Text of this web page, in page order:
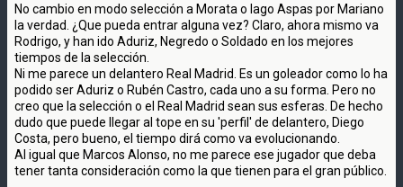
No cambio en modo selección a Morata o Iago Aspas por Mariano
la verdad. ¿Que pueda entrar alguna vez? Claro, ahora mismo va
Rodrigo, y han ido Aduriz, Negredo o Soldado en los mejores
tiempos de la selección.
Ni me parece un delantero Real Madrid. Es un goleador como lo ha
podido ser Aduriz o Rubén Castro, cada uno a su forma. Pero no
creo que la selección o el Real Madrid sean sus esferas. De hecho
dudo que puede llegar al tope en su 'perfil' de delantero, Diego
Costa, pero bueno, el tiempo dirá como va evolucionando.
Al igual que Marcos Alonso, no me parece ese jugador que deba
tener tanta consideración como la que tienen para el gran público.